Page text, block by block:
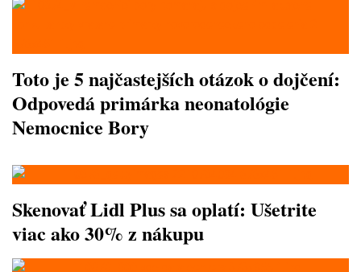
Toto je 5 najčastejších otázok o dojčení:
Odpovedá primárka neonatológie
Nemocnice Bory
Skenovať Lidl Plus sa oplatí: Ušetrite
viac ako 30% z nákupu